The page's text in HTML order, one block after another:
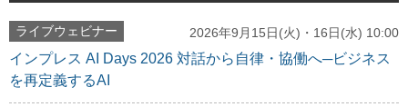
ライブウェビナー 2026年9月15日(火)・16日(水) 10:00
インプレス AI Days 2026 対話から自律・協働へ─ビジネス
を再定義するAI